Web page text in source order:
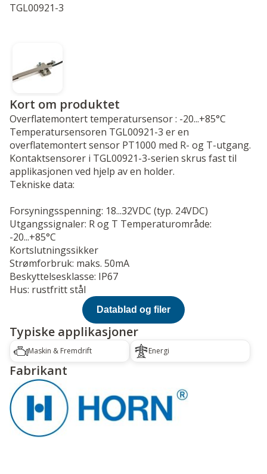
TGL00921-3
Kort om produktet
Overflatemontert temperatursensor : -20...+85°C
Temperatursensoren TGL00921-3 er en
overflatemontert sensor PT1000 med R- og T-utgang.
Kontaktsensorer i TGL00921-3-serien skrus fast til
applikasjonen ved hjelp av en holder.
Tekniske data:
Forsyningsspenning: 18...32VDC (typ. 24VDC)
Utgangssignaler: R og T Temperaturområde:
-20...+85°C
Kortslutningssikker
Strømforbruk: maks. 50mA
Beskyttelsesklasse: IP67
Hus: rustfritt stål
Datablad og filer
Typiske applikasjoner
Maskin & Fremdrift Energi
Fabrikant